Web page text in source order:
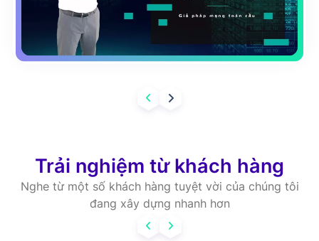
Trải nghiệm từ khách hàng
Nghe từ một số khách hàng tuyệt vời của chúng tôi
đang xây dựng nhanh hơn